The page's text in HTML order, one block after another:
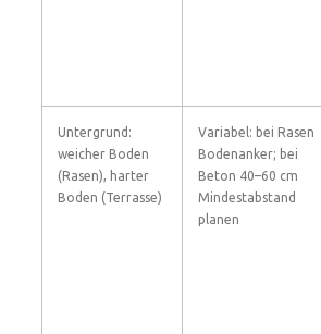
Untergrund:
weicher Boden
(Rasen), harter
Boden (Terrasse)
Variabel: bei Rasen
Bodenanker; bei
Beton 40–60 cm
Mindestabstand
planen